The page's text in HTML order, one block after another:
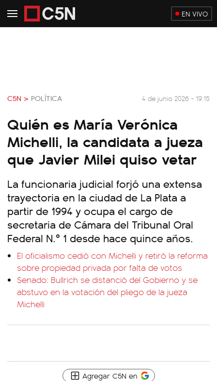
EN VIVO
C5N > POLÍTICA 4 de junio 2026 - 19:15
Quién es María Verónica
Michelli, la candidata a jueza
que Javier Milei quiso vetar
La funcionaria judicial forjó una extensa
trayectoria en la ciudad de La Plata a
partir de 1994 y ocupa el cargo de
secretaria de Cámara del Tribunal Oral
Federal N.º 1 desde hace quince años.
El oficialismo cedió con Michelli y retiró la reforma
sobre propiedad privada por falta de votos
Senado: Bullrich se distanció del Gobierno y se
abstuvo en la votación del pliego de la jueza
Michelli
Agregar C5N en